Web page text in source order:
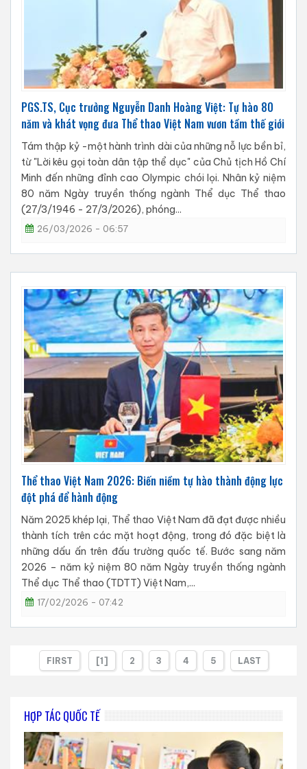
PGS.TS, Cục trưởng Nguyễn Danh Hoàng Việt: Tự hào 80
năm và khát vọng đưa Thể thao Việt Nam vươn tầm thế giới
Tám thập kỷ -một hành trình dài của những nỗ lực bền bỉ,
từ "Lời kêu gọi toàn dân tập thể dục" của Chủ tịch Hồ Chí
Minh đến những đỉnh cao Olympic chói lọi. Nhân kỷ niệm
80 năm Ngày truyền thống ngành Thể dục Thể thao
(27/3/1946 - 27/3/2026), phóng...
26/03/2026 - 06:57
Thể thao Việt Nam 2026: Biến niềm tự hào thành động lực
đột phá để hành động
Năm 2025 khép lại, Thể thao Việt Nam đã đạt được nhiều
thành tích trên các mặt hoạt động, trong đó đặc biệt là
những dấu ấn trên đấu trường quốc tế. Bước sang năm
2026 – năm kỷ niệm 80 năm Ngày truyền thống ngành
Thể dục Thể thao (TDTT) Việt Nam,...
17/02/2026 - 07:42
FIRST [1] 2 3 4 5 LAST
HỢP TÁC QUỐC TẾ